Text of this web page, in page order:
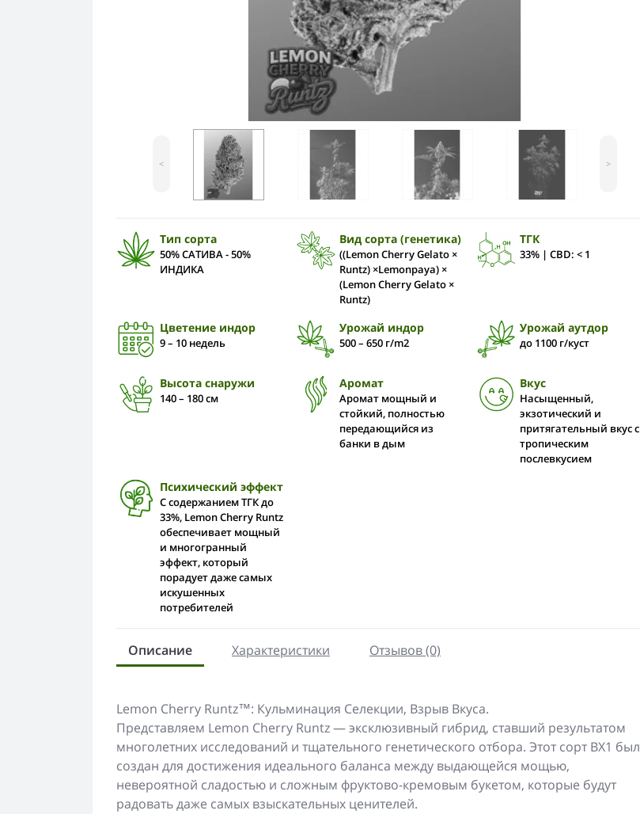
< >
Тип сорта
50% САТИВА - 50%
ИНДИКА
Вид сорта (генетика)
((Lemon Cherry Gelato ×
Runtz) ×Lemonpaya) ×
(Lemon Cherry Gelato ×
Runtz)
ТГК
33% | CBD: < 1
Цветение индор
9 – 10 недель
Урожай индор
500 – 650 г/m2
Урожай аутдор
до 1100 г/куст
Высота снаружи
140 – 180 cм
Аромат
Аромат мощный и
стойкий, полностью
передающийся из
банки в дым
Вкус
Насыщенный,
экзотический и
притягательный вкус с
тропическим
послевкусием
Психический эффект
С содержанием ТГК до
33%, Lemon Cherry Runtz
обеспечивает мощный
и многогранный
эффект, который
порадует даже самых
искушенных
потребителей
Описание Характеристики Отзывов (0)
Lemon Cherry Runtz™: Кульминация Селекции, Взрыв Вкуса.
Представляем Lemon Cherry Runtz — эксклюзивный гибрид, ставший результатом
многолетних исследований и тщательного генетического отбора. Этот сорт BX1 был
создан для достижения идеального баланса между выдающейся мощью,
невероятной сладостью и сложным фруктово-кремовым букетом, которые будут
радовать даже самых взыскательных ценителей.